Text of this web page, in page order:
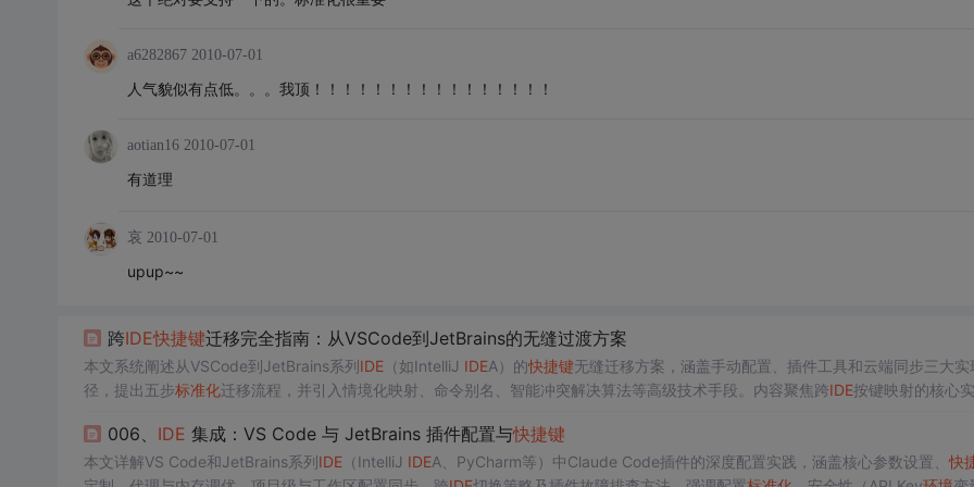
a6282867 2010-07-01
人气貌似有点低。。。我顶！！！！！！！！！！！！！！！！
aotian16 2010-07-01
有道理
哀 2010-07-01
upup~~
跨IDE快捷键迁移完全指南：从VSCode到JetBrains的无缝过渡方案
本文系统阐述从VSCode到JetBrains系列IDE（如IntelliJ IDEA）的快捷键无缝迁移方案，涵盖手动配置、插件工具和云端同步三大实
径，提出五步标准化迁移流程，并引入情境化映射、命令别名、智能冲突解决算法等高级技术手段。内容聚焦跨IDE按键映射的核心
006、 IDE 集成：VS Code 与 JetBrains 插件配置与快捷键
本文详解VS Code和JetBrains系列IDE（IntelliJ IDEA、PyCharm等）中Claude Code插件的深度配置实践，涵盖核心参数设置、快